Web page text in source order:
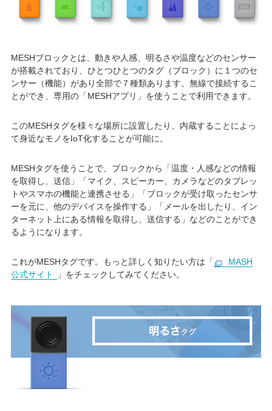
MESHブロックとは、動きや人感、明るさや温度などのセンサー
が搭載されており、ひとつひとつのタグ（ブロック）に１つのセ
ンサー（機能）があり全部で７種類あります。無線で接続するこ
とができ、専用の「MESHアプリ」を使うことで利用できます。
このMESHタグを様々な場所に設置したり、内蔵することによっ
て身近なモノをIoT化することが可能に。
MESHタグを使うことで、ブロックから「温度・人感などの情報
を取得し、送信」「マイク、スピーカー、カメラなどのタブレッ
トやスマホの機能と連携させる」「ブロックが受け取ったセンサ
ーを元に、他のデバイスを操作する」「メールを出したり、イン
ターネット上にある情報を取得し、送信する」などのことができ
るようになります。
これがMESHタグです。もっと詳しく知りたい方は「
MASH
公式サイト
」をチェックしてみてください。